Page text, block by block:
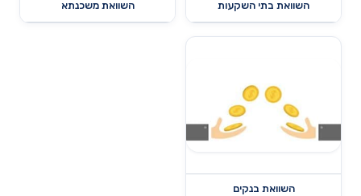
השוואת בתי השקעות השוואת משכנתא
השוואת בנקים